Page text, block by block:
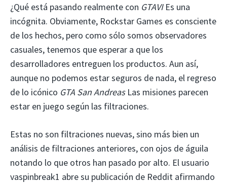
¿Qué está pasando realmente con GTAVIEs una
incógnita. Obviamente, Rockstar Games es consciente
de los hechos, pero como sólo somos observadores
casuales, tenemos que esperar a que los
desarrolladores entreguen los productos. Aun así,
aunque no podemos estar seguros de nada, el regreso
de lo icónico GTA San AndreasLas misiones parecen
estar en juego según las filtraciones.
Estas no son filtraciones nuevas, sino más bien un
análisis de filtraciones anteriores, con ojos de águila
notando lo que otros han pasado por alto. El usuario
vaspinbreak1 abre su publicación de Reddit afirmando